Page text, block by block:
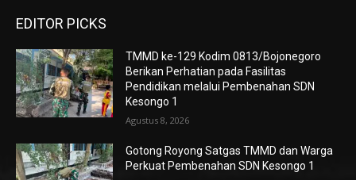
EDITOR PICKS
TMMD ke-129 Kodim 0813/Bojonegoro
Berikan Perhatian pada Fasilitas
Pendidikan melalui Pembenahan SDN
Kesongo 1
Agustus 8, 2026
Gotong Royong Satgas TMMD dan Warga
Perkuat Pembenahan SDN Kesongo 1